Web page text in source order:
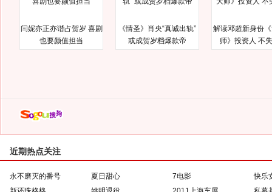
闫妮亦正亦谐占贺岁 喜剧
也要颜值担当
《情圣》肖央“真诚出轨”
或成贺岁档爆款帝
解读邓超新身份
师》投资人 不
近期热点关注
永不磨灭的番号 夏日甜心 7电影
快乐